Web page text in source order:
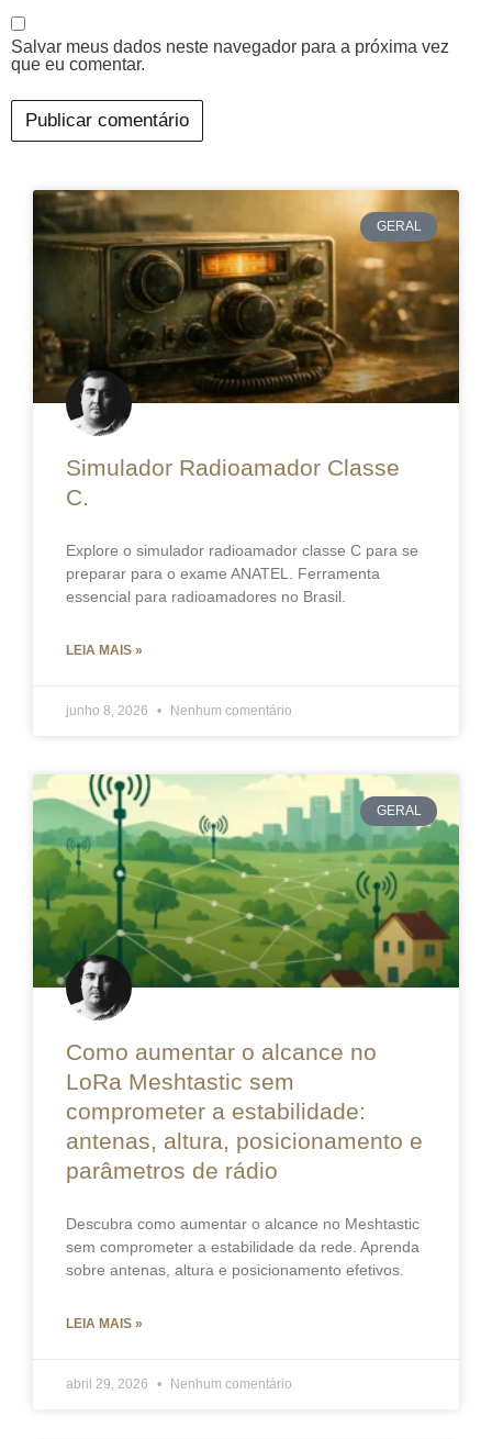
Salvar meus dados neste navegador para a próxima vez
que eu comentar.
GERAL
Simulador Radioamador Classe
C.
Explore o simulador radioamador classe C para se
preparar para o exame ANATEL. Ferramenta
essencial para radioamadores no Brasil.
LEIA MAIS »
junho 8, 2026 Nenhum comentário
GERAL
Como aumentar o alcance no
LoRa Meshtastic sem
comprometer a estabilidade:
antenas, altura, posicionamento e
parâmetros de rádio
Descubra como aumentar o alcance no Meshtastic
sem comprometer a estabilidade da rede. Aprenda
sobre antenas, altura e posicionamento efetivos.
LEIA MAIS »
abril 29, 2026 Nenhum comentário